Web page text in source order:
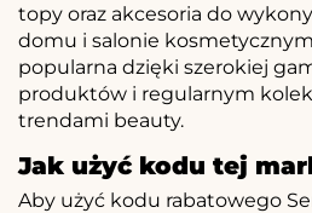
topy oraz akcesoria do
domu i salonie
popularna dzięki szerokiej
produktów i regularnym
trendami beauty.
Jak użyć kodu tej
Aby użyć kodu rabatowego